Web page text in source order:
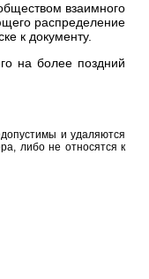
взаимного
распределение
к документу.
на более поздний
и удаляются
либо не относятся к